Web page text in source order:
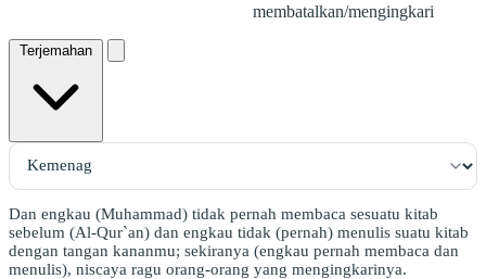
membatalkan/mengingkari
Terjemahan
Dan engkau (Muhammad) tidak pernah membaca sesuatu kitab
sebelum (Al-Qur`an) dan engkau tidak (pernah) menulis suatu kitab
dengan tangan kananmu; sekiranya (engkau pernah membaca dan
menulis), niscaya ragu orang-orang yang mengingkarinya.